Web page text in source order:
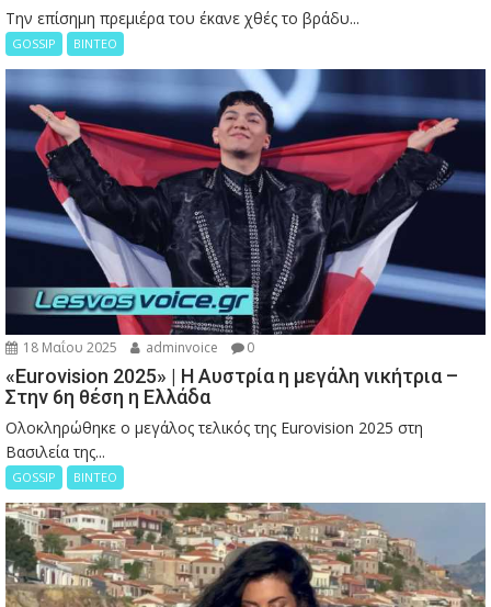
Την επίσημη πρεμιέρα του έκανε χθές το βράδυ...
GOSSIP ΒΙΝΤΕΟ
18 Μαΐου 2025 adminvoice 0
«Eurovision 2025» | Η Αυστρία η μεγάλη νικήτρια –
Στην 6η θέση η Ελλάδα
Ολοκληρώθηκε ο μεγάλος τελικός της Eurovision 2025 στη
Βασιλεία της...
GOSSIP ΒΙΝΤΕΟ